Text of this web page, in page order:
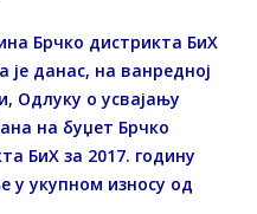
Брчко дистрикта БиХ
је данас, на ванредној
Одлуку о усвајању
на буџет Брчко
БиХ за 2017. годину
у укупном износу од